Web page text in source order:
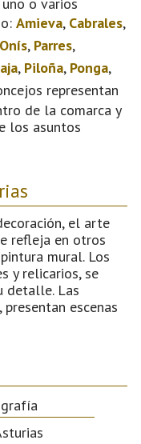
Amieva, Cabrales,
Onís, Parres,
, Piloña, Ponga,
representan
de la comarca y
los asuntos
el arte
refleja en otros
mural. Los
y relicarios, se
detalle. Las
escenas